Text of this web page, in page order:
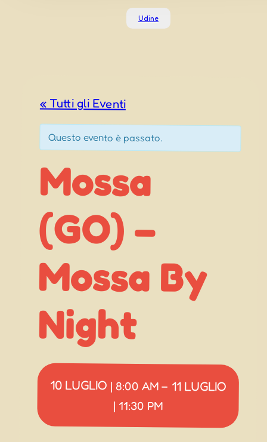
Udine
« Tutti gli Eventi
Questo evento è passato.
Mossa
(GO) –
Mossa By
Night
10 LUGLIO | 8:00 AM – 11 LUGLIO
| 11:30 PM